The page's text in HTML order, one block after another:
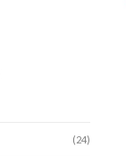
(24)